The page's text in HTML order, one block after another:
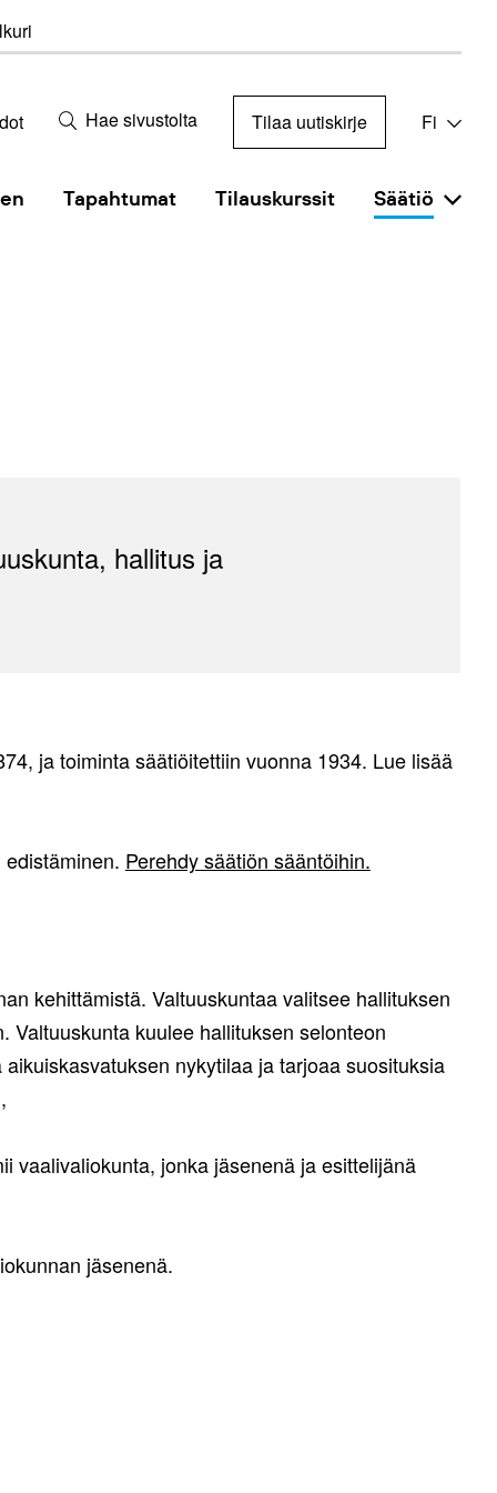
Hae sivustolta Tilaa uutiskirje Fi
Tapahtumat Tilauskurssit Säätiö
hallitus ja
ja toiminta säätiöitettiin vuonna 1934. Lue lisää
Perehdy säätiön sääntöihin.
kehittämistä. Valtuuskuntaa valitsee hallituksen
Valtuuskunta kuulee hallituksen selonteon
nykytilaa ja tarjoaa suosituksia
vaalivaliokunta, jonka jäsenenä ja esittelijänä
jäsenenä.